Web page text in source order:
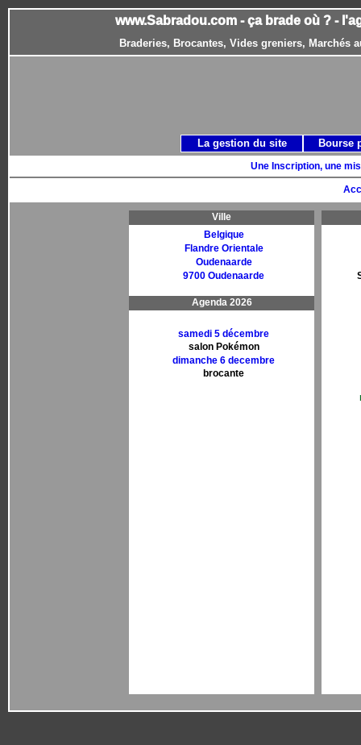
www.Sabradou.com - ça brade où ? -
Braderies, Brocantes, Vides greniers, Marchés
Une Inscription, une
Ville
Belgique
Flandre Orientale
Oudenaarde
9700 Oudenaarde
Agenda 2026
samedi 5 décembre
salon Pokémon
dimanche 6 decembre
brocante
La gestion du site Bourse